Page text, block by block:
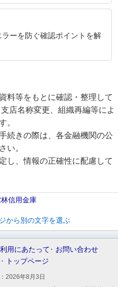
ーを防ぐ確認ポイントを解
料等をもとに確認・整理して
店名称変更、組織再編等によ
。
続きの際は、各金融機関の公
い。
し、情報の正確性に配慮して
信用金庫
から別の文字を選ぶ
用にあたって
お問い合わせ
トップページ
2026年8月3日